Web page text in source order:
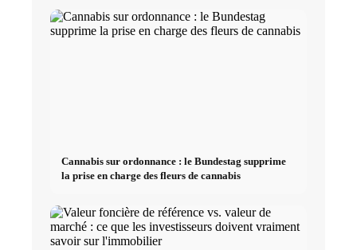
Cannabis sur ordonnance : le Bundestag supprime
la prise en charge des fleurs de cannabis